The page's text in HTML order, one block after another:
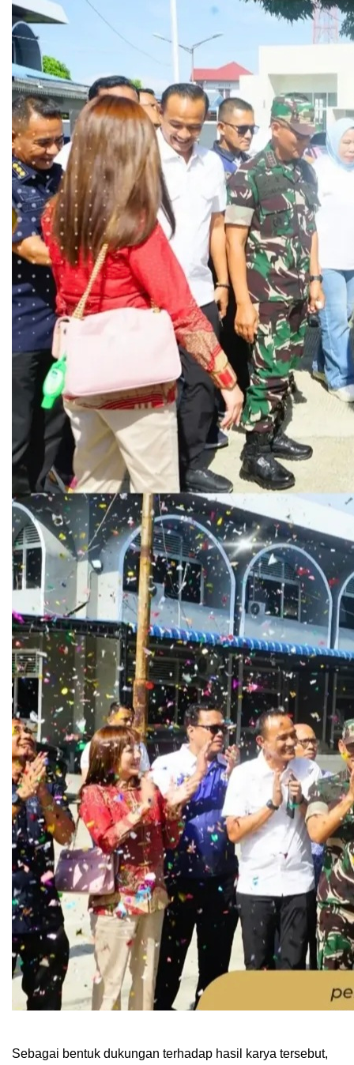
Sebagai bentuk dukungan terhadap hasil karya tersebut,